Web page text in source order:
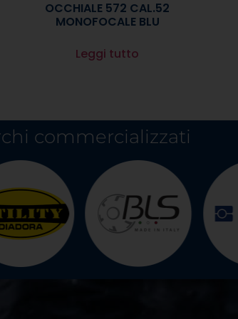
OCCHIALE 572 CAL.52
MONOFOCALE BLU
Leggi tutto
commercializzati